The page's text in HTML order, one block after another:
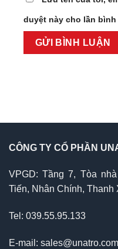
duyệt này cho lần
CÔNG TY CỔ PHẦN
VPGD: Tầng 7, Tòa
Tiến, Nhân Chính, Thanh
Tel: 039.55.95.133
E-mail: sales@unatro.com